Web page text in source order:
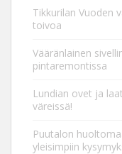
Tikkurilan Vuoden
toivoa
Vääränlainen
pintaremontissa
Lundian ovet ja
väreissä!
Puutalon
yleisimpiin